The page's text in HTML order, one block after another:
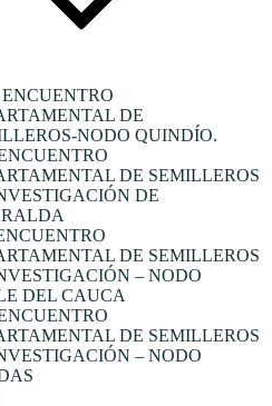
DE
NODO QUINDÍO.
DE SEMILLEROS
DE
DE SEMILLEROS
– NODO
DEL CAUCA
DE SEMILLEROS
– NODO